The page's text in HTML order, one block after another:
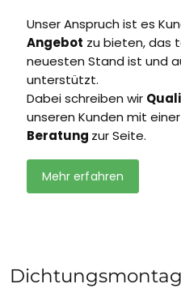
Unser Anspruch ist es
Angebot zu bieten, das
neuesten Stand ist und
unterstützt.
Dabei schreiben wir
unseren Kunden mit einer
Beratung zur Seite.
Mehr erfahren